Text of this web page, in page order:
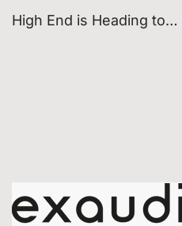
High End is Heading to…